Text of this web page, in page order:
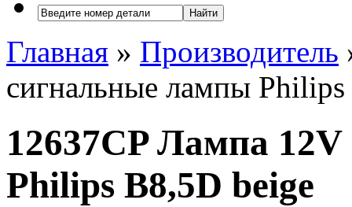
Найти
Главная » Производитель
сигнальные лампы
12637CP Лампа
Philips B8,5D beige